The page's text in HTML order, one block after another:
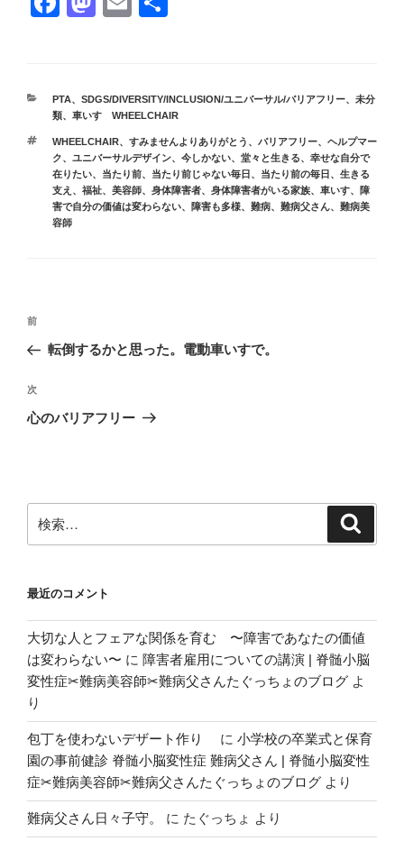
e
b
o
o
k
o
d
o
n
カ
テ
リ
ー
PTA、 SDGS/DIVERSITY/INCLUSION/ユニバーサル/バリアフリー、 未分
類、 車いす WHEELCHAIR
タ
グ
WHEELCHAIR、 すみませんよりありがとう 、 バリアフリー、 ヘルプマー
ク、 ユニバーサルデザイン、 今しかない、 堂々と生きる、 幸せな自分で
在りたい、 当たり前、 当たり前じゃない毎日 、 当たり前の毎日 、 生きる
支え 、 福祉、 美容師、 身体障害者、 身体障害者がいる家族、 車いす、
障
害で自分の価値は変わらない、 障害も多様、 難病、 難病父さん、 難病美
容師
投
ナ
ビ
ゲ
ン
前
の
稿
前
転倒するかと思った。電動車いすで。
次
の
次
心のバリアフリー
索:
最近のコメント
大切な人とフェアな関係を育む 〜障害であなたの価値
は変わらない〜 に 障害者雇用についての講演 | 脊髄小脳
変性症✂︎難病美容師✂︎難病父さんたぐっちょのブログ よ
り
包丁を使わないデザート作り に 小学校の卒業式と保育
園の事前健診 脊髄小脳変性症 難病父さん | 脊髄小脳変性
症✂︎難病美容師✂︎難病父さんたぐっちょのブログ より
難病父さん日々子守。 に たぐっちょ より